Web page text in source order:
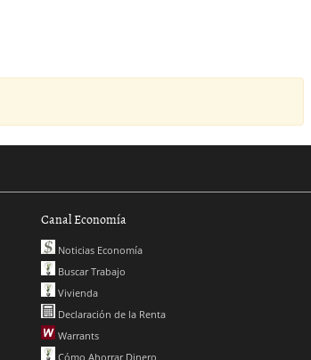
Canal Economía
Noticias Economía
Buscar Trabajo
Vivienda
Declaración de la Renta
Warrants
Cómo Ahorrar Dinero